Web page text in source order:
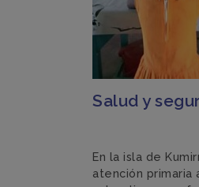
Salud y
En la isla de
atención primaria